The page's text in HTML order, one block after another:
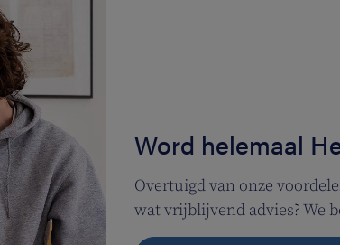
Word helemaal
Overtuigd van onze
wat vrijblijvend advies? We